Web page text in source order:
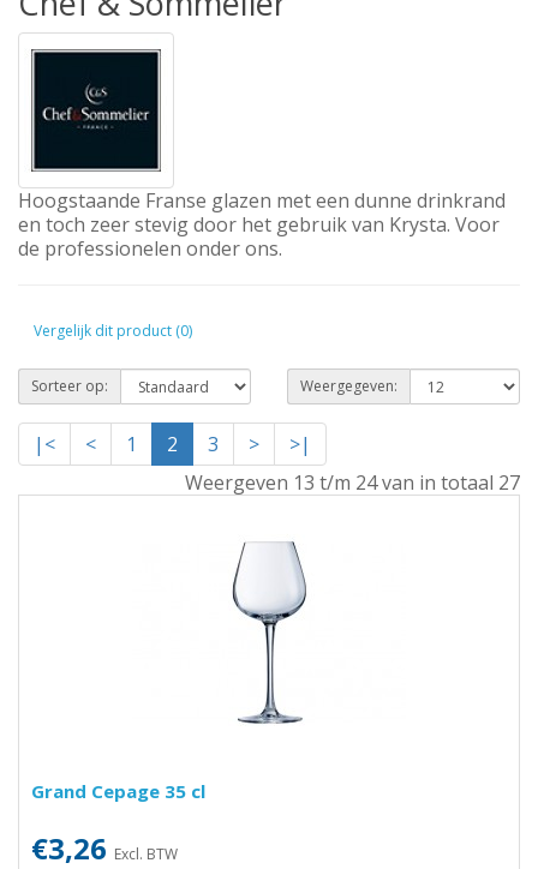
Hoogstaande Franse glazen met een dunne drinkrand
en toch zeer stevig door het gebruik van Krysta. Voor
de professionelen onder ons.
Vergelijk dit product (0)
Sorteer op: Weergegeven:
|< < 1 2 3 >
>|
Weergeven 13 t/m 24 van in totaal 27
Grand Cepage 35 cl
€3,26 Excl. BTW